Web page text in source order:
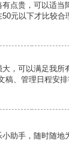
点贵，可以适当
元以下才比较合
，可以满足我所
稿、管理日程安排
助手，随时随地